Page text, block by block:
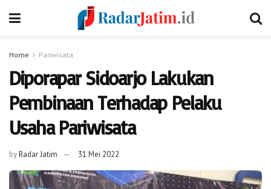
Home Pariwisata
Diporapar Sidoarjo Lakukan
Pembinaan Terhadap Pelaku
Usaha Pariwisata
byRadar Jatim 31 Mei 2022